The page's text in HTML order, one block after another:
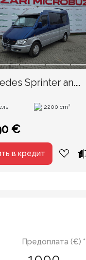
Sprinter an.
2200 cm³
€
в кредит
Предоплата (€) *